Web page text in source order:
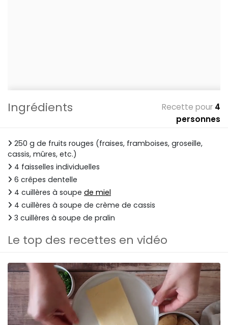
Ingrédients Recette pour 4
personnes
250 g de fruits rouges (fraises, framboises, groseille,
cassis, mûres, etc.)
4 faisselles individuelles
6 crêpes dentelle
4 cuillères à soupe de miel
4 cuillères à soupe de crème de cassis
3 cuillères à soupe de pralin
Le top des recettes en vidéo